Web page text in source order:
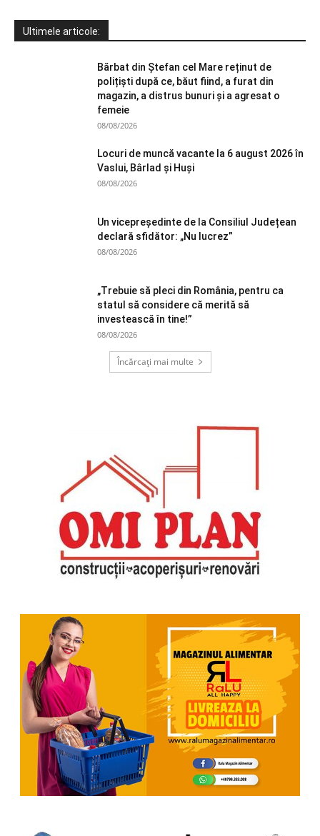
Ultimele articole:
Bărbat din Ștefan cel Mare reținut de
polițiști după ce, băut fiind, a furat din
magazin, a distrus bunuri și a agresat o
femeie
08/08/2026
Locuri de muncă vacante la 6 august 2026 în
Vaslui, Bârlad și Huși
08/08/2026
Un vicepreședinte de la Consiliul Județean
declară sfidător: „Nu lucrez”
08/08/2026
„Trebuie să pleci din România, pentru ca
statul să considere că merită să
investească în tine!”
08/08/2026
Încărcați mai multe